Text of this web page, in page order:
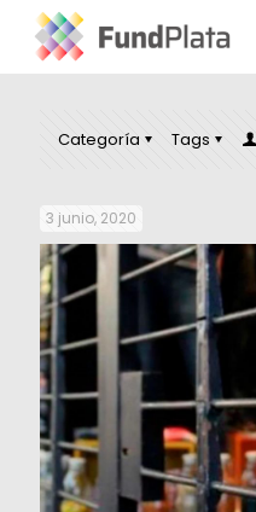
Categoría Tags
3 junio, 2020